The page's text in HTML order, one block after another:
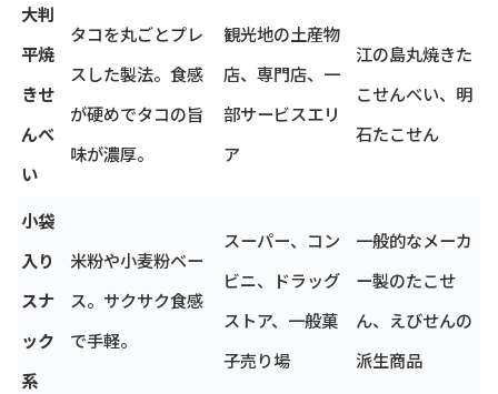
大判
平焼
きせ
んべ
い
タコを丸ごとプレ
スした製法。食感
が硬めでタコの旨
味が濃厚。
観光地の土産物
店、専門店、一
部サービスエリ
ア
江の島丸焼きた
こせんべい、明
石たこせん
小袋
入り
スナ
ック
系
米粉や小麦粉ベー
ス。サクサク食感
で手軽。
スーパー、コン
ビニ、ドラッグ
ストア、一般菓
子売り場
一般的なメーカ
ー製のたこせ
ん、えびせんの
派生商品